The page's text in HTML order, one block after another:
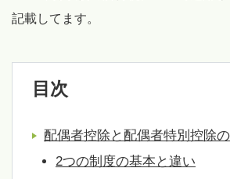
記載してます。
目次
配偶者控除と配偶者特別控除
2つの制度の基本と違い